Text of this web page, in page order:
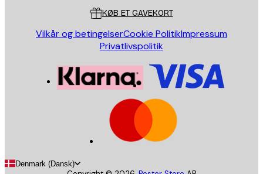
KØB ET GAVEKORT
Vilkår og betingelserCookie PolitikImpressum
Privatlivspolitik
Denmark (Dansk)